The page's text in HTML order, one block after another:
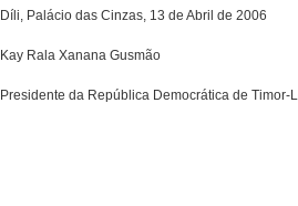
Díli, Palácio das Cinzas, 13 de Abril de 2006
Kay Rala Xanana Gusmão
Presidente da República Democrática de Timor-